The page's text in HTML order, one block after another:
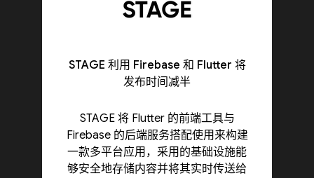
STAGE 利用 Firebase 和 Flutter 将
发布时间减半
STAGE 将 Flutter 的前端工具与
Firebase 的后端服务搭配使用来构建
一款多平台应用，采用的基础设施能
够安全地存储内容并将其实时传送给